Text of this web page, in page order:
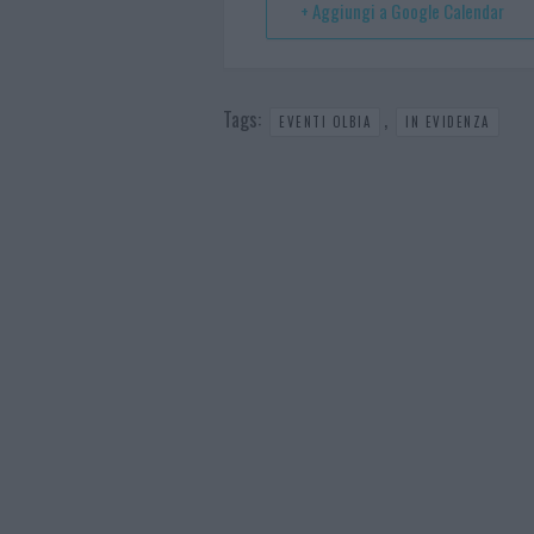
+ Aggiungi a Google Calendar
Tags: EVENTI OLBIA , IN EVIDENZA